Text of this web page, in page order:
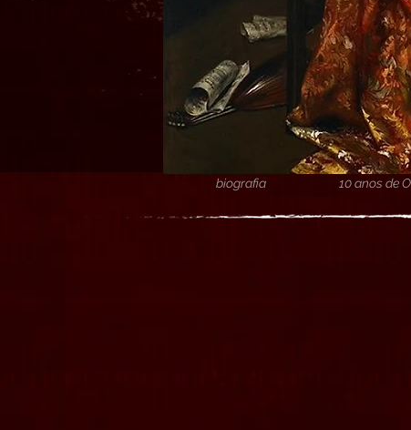
biografia 10 anos de